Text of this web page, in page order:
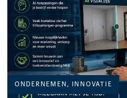
ONDERNEMEN, INNOVATIE